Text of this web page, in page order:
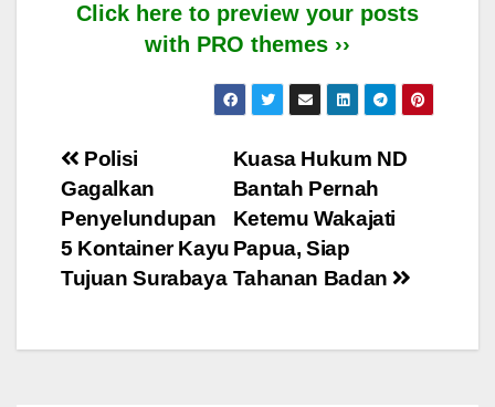
Click here to preview your posts
with PRO themes ››
Post
navigation
Kuasa Hukum ND
Bantah Pernah
Ketemu Wakajati
Papua, Siap
Tahanan Badan
Polisi
Gagalkan
Penyelundupan
5 Kontainer Kayu
Tujuan Surabaya